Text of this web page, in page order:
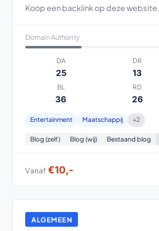
Koop een backlink op deze website.
Domain Authority
DA
25
DR
13
BL
36
RD
26
Entertainment Maatschappij +2
Blog (zelf) Blog (wij) Bestaand blog
Vanaf €10,-
ALGEMEEN